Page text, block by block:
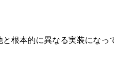
根本的に異なる実装になっ